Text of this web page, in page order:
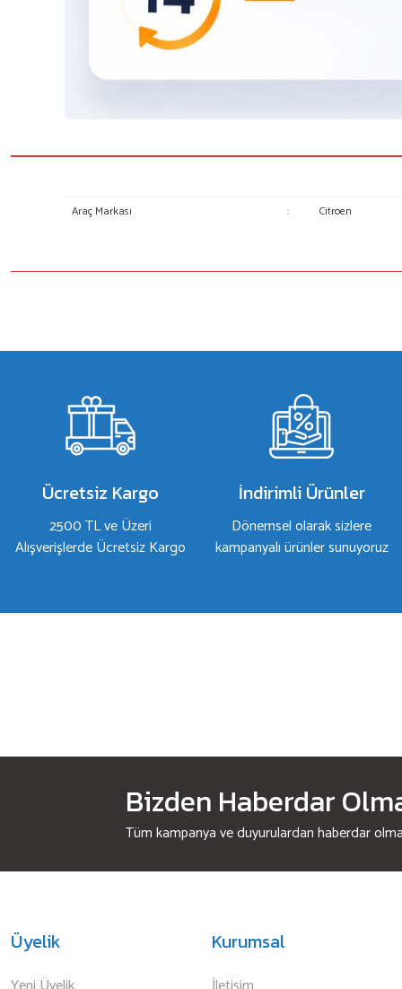
Araç Markası : Citroen
Ürün açıklamasında eksik bilgiler bulunuyor.
Ürün bilgilerinde hatalar bulunuyor.
Ürün fiyatı diğer sitelerden daha pahalı.
Bu ürüne benzer farklı alternatifler olmalı.
Ücretsiz Kargo
2500 TL ve Üzeri
Alışverişlerde Ücretsiz Kargo
İndirimli Ürünler
Dönemsel olarak sizlere
kampanyalı ürünler sunuyoruz
Bizden Haberdar
Tüm kampanya ve duyurulardan haberdar
Üyelik Kurumsal